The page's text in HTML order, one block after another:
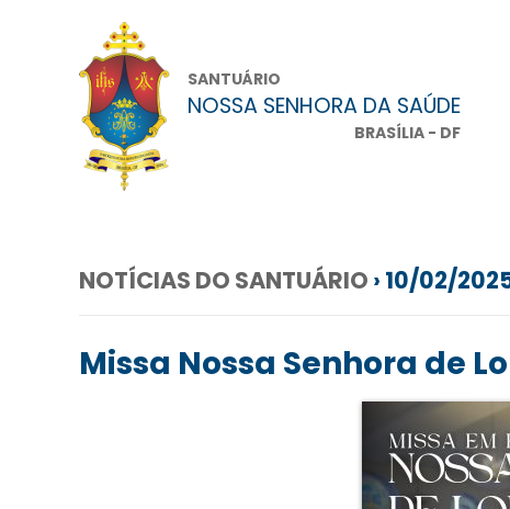
SANTUÁRIO
NOSSA SENHORA DA SAÚDE
BRASÍLIA - DF
NOTÍCIAS DO SANTUÁRIO › 10/02/
Missa Nossa Senhora de